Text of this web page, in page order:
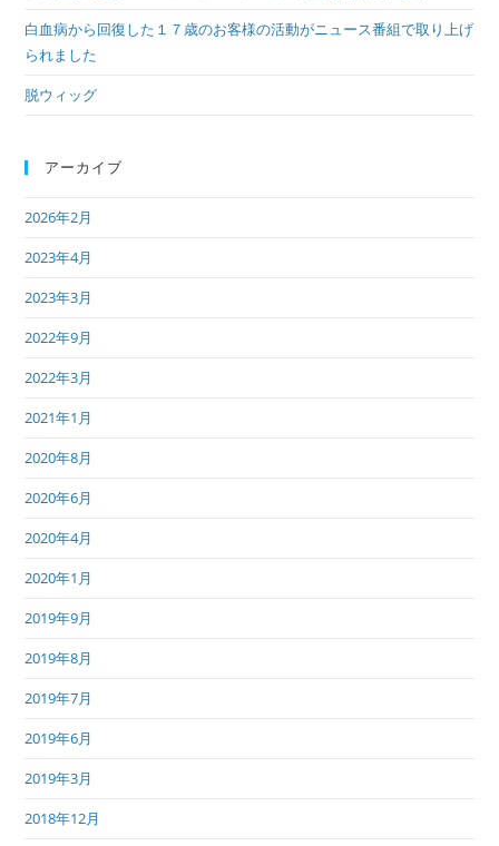
白血病から回復した１７歳のお客様の活動がニュース番組で取り上げ
られました
脱ウィッグ
アーカイブ
2026年2月
2023年4月
2023年3月
2022年9月
2022年3月
2021年1月
2020年8月
2020年6月
2020年4月
2020年1月
2019年9月
2019年8月
2019年7月
2019年6月
2019年3月
2018年12月